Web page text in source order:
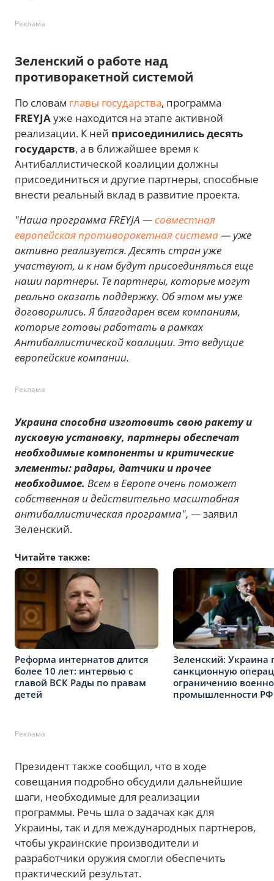
Реклама
Зеленский о работе над
противоракетной системой
По словам главы государства, программа
FREYJAуже находится на этапе активной
реализации. К ней присоединились десять
государств, а в ближайшее время к
Антибаллистической коалиции должны
присоединиться и другие партнеры, способные
внести реальный вклад в развитие проекта.
"Наша программа FREYJA —совместная
европейская противоракетная система— уже
активно реализуется. Десять стран уже
участвуют, и к нам будут присоединяться еще
наши партнеры. Те партнеры, которые могут
реально оказать поддержку. Об этом мы уже
договорились. Я благодарен всем компаниям,
которые готовы работать в рамках
Антибаллистической коалиции. Это ведущие
европейские компании.
Реклама
Украина способна изготовить свою ракету и
пусковую установку, партнеры обеспечат
необходимые компоненты и критические
элементы: радары, датчики и прочее
необходимое. Всем в Европе очень поможет
собственная и действительно масштабная
антибаллистическая программа", —заявил
Зеленский.
Читайте также:
Реформа интернатов длится
более 10 лет: интервью с
главой ВСК Рады по правам
детей
Зеленский: Украина
санкционную
ограничению
промышленности РФ
Реклама
Президент также сообщил, что в ходе
совещания подробно обсудили дальнейшие
шаги, необходимые для реализации
программы. Речь шла о задачах как для
Украины, так и для международных партнеров,
чтобы украинские производители и
разработчики оружия смогли обеспечить
практический результат.